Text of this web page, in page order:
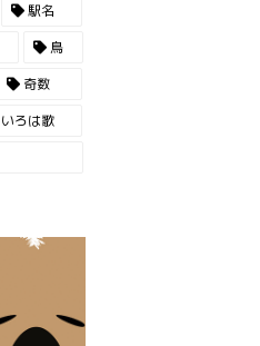
駅名
鳥
奇数
いろは歌